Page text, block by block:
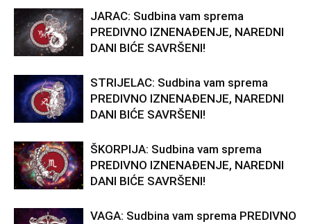
JARAC: Sudbina vam sprema
PREDIVNO IZNENAĐENJE, NAREDNI
DANI BIĆE SAVRŠENI!
STRIJELAC: Sudbina vam sprema
PREDIVNO IZNENAĐENJE, NAREDNI
DANI BIĆE SAVRŠENI!
ŠKORPIJA: Sudbina vam sprema
PREDIVNO IZNENAĐENJE, NAREDNI
DANI BIĆE SAVRŠENI!
VAGA: Sudbina vam sprema PREDIVNO